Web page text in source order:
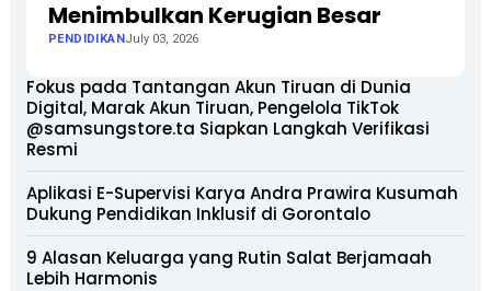
Menimbulkan Kerugian Besar
PENDIDIKANJuly 03, 2026
Fokus pada Tantangan Akun Tiruan di Dunia
Digital, Marak Akun Tiruan, Pengelola TikTok
@samsungstore.ta Siapkan Langkah Verifikasi
Resmi
Aplikasi E-Supervisi Karya Andra Prawira Kusumah
Dukung Pendidikan Inklusif di Gorontalo
9 Alasan Keluarga yang Rutin Salat Berjamaah
Lebih Harmonis